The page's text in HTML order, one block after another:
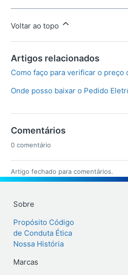
Voltar ao topo
Artigos relacionados
Como faço para verificar o preço
Onde posso baixar o Pedido
Comentários
0 comentário
Artigo fechado para comentários.
Sobre
Propósito Código
de Conduta Ética
Nossa História
Marcas